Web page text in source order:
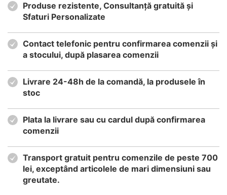
Produse rezistente, Consultanță gratuită și
Sfaturi Personalizate
Contact telefonic pentru confirmarea comenzii și
a stocului, după plasarea comenzii
Livrare 24-48h de la comandă, la produsele în
stoc
Plata la livrare sau cu cardul după confirmarea
comenzii
Transport gratuit pentru comenzile de peste 700
lei, exceptând articolele de mari dimensiuni sau
greutate.